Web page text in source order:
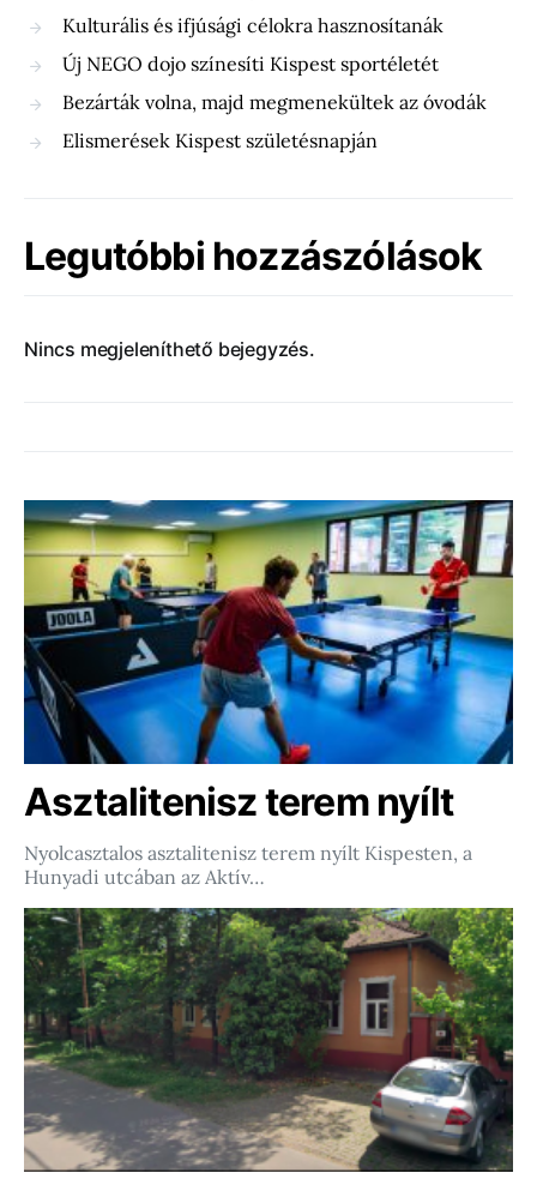
Kulturális és ifjúsági célokra hasznosítanák
Új NEGO dojo színesíti Kispest sportéletét
Bezárták volna, majd megmenekültek az óvodák
Elismerések Kispest születésnapján
Legutóbbi hozzászólások
Nincs megjeleníthető bejegyzés.
Asztalitenisz terem nyílt
Nyolcasztalos asztalitenisz terem nyílt Kispesten, a
Hunyadi utcában az Aktív…